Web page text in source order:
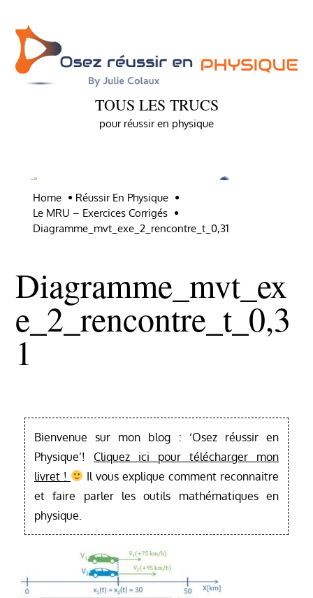
content
TOUS LES TRUCS
pour réussir en physique
Home
Réussir En Physique
Le MRU – Exercices Corrigés
Diagramme_mvt_exe_2_rencontre_t_0,31
Diagramme_mvt_ex
E_2_rencontre_t_0,3
1
Bienvenue sur mon blog : ‘Osez réussir en
Physique’! Cliquez ici pour télécharger mon
livret !
Il vous explique comment reconnaitre
et faire parler les outils mathématiques en
physique.